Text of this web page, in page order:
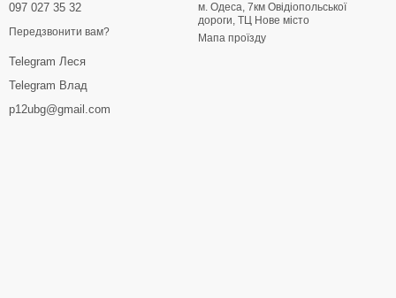
097 027 35 32
Передзвонити вам?
Telegram Леся
Telegram Влад
p12ubg@gmail.com
м. Одеса, 7км Овідіопольської
дороги, ТЦ Нове місто
Мапа проїзду